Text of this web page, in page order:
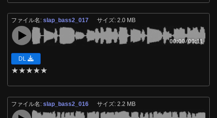
ファイル名:slap_bass2_017 サイズ: 2.0 MB
00:00/00:11
DL
★★★★★
ファイル名:slap_bass2_016 サイズ: 2.2 MB